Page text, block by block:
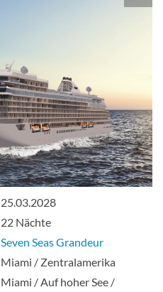
25.03.2028
22 Nächte
Seven Seas Grandeur
Miami / Zentralamerika
Miami / Auf hoher See /